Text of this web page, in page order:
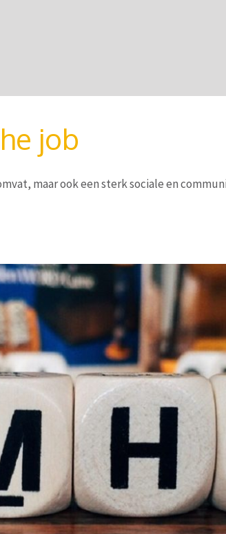
job
maar ook een sterk sociale en